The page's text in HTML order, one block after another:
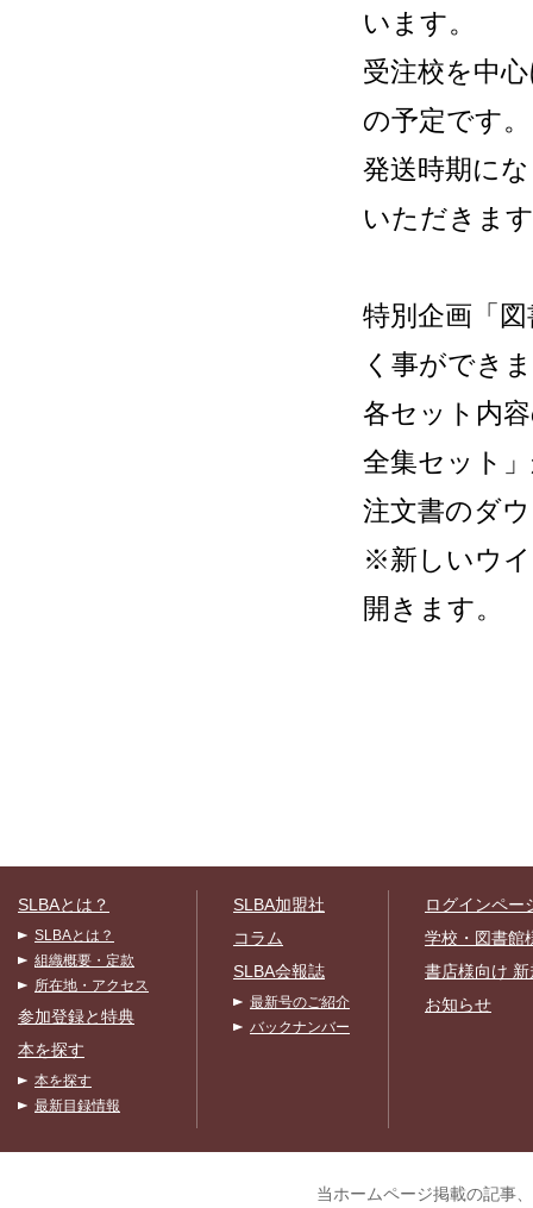
います。
受注校を中
の予定です。
発送時期に
いただきま
特別企画「
く事ができ
各セット内
全集セット
注文書のダ
※新しいウ
開きます。
SLBAとは？
SLBAとは？
組織概要・定款
所在地・アクセス
参加登録と特典
本を探す
本を探す
最新目録情報
SLBA加盟社
コラム
SLBA会報誌
最新号のご紹介
バックナンバー
ログインペー
学校・図書館
書店様向け
お知らせ
当ホームページ掲載の記事